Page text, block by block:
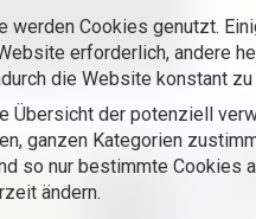
werden Cookies genutzt.
erforderlich, andere
die Website konstant
Übersicht der potenziell
ganzen Kategorien
so nur bestimmte Cookies
ändern.